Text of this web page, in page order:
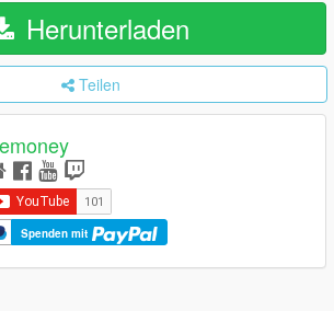
Herunterladen
Teilen
Spenden mit